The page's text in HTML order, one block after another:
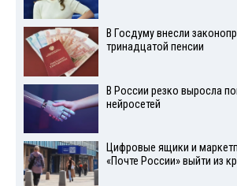
В Госдуму внесли
тринадцатой пенсии
В России резко выросла
нейросетей
Цифровые ящики и
«Почте России» выйти из